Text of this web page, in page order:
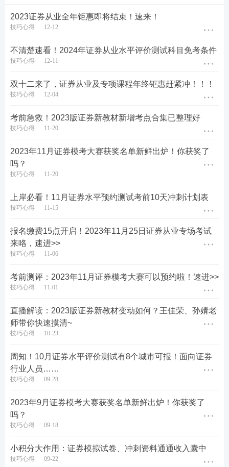
完整版【 点此进入资料包-精品区-53批下载】。
2023版证券考试教材长啥样？新版考试大纲如何下
载？
业人员一般业务水平评价测试统编教材(2023)》，分
为《金融市场基础知识》和《证券市场基本法律法
规》两本。【233网校书店购买，送30天V1体验版题
库会员>>】
2023证券从业全年钜惠即将结束！速来！
技巧心得 12-12
不清楚速看！2024年证券从业水平评价测试科目免考条件
技巧心得 12-11
双十二来了，证券从业及专项课程年终钜惠赶紧冲！！！
技巧心得 12-04
考前急救！2023版证券新教材新增考点合集已整理好
技巧心得 11-20
2023年11月证券模考大赛获奖名单新鲜出炉！你获奖了
吗？
技巧心得 11-20
上岸必看！11月证券水平预约测试考前10天冲刺计划表
技巧心得 11-15
报名缴费15点开启！2023年11月25日证券从业专场考试
来咯，速进>>
技巧心得 11-06
考前测评：2023年11月证券模考大赛可以预约啦！速进>>
技巧心得 11-01
直播解读：2023版证券新教材变动如何？王佳荣、孙婧老
师带你快速摸清~
技巧心得 10-23
周知！10月证券水平评价测试有8个城市可报！面向证券
行业人员……
技巧心得 09-28
2023年9月证券模考大赛获奖名单新鲜出炉！你获奖了
吗？
技巧心得 09-18
小积分大作用：证券模拟试卷、冲刺资料通通收入囊中
技巧心得 09-22